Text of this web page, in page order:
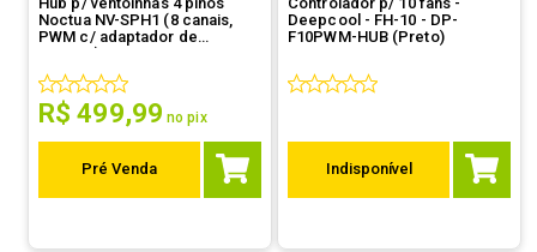
Noctua NV-SPH1 (8 canais,
PWM c/ adaptador de
energia)
R$ 499,99 no pix
Pré Venda
Deepcool - FH-10 - DP-
F10PWM-HUB (Preto)
Indisponível